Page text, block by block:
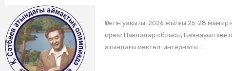
Өтетін уақыты: 2026 жылғы 25-28 мамыр
орны: Павлодар облысы, Баянауыл
атындағы мектеп-интернаты....